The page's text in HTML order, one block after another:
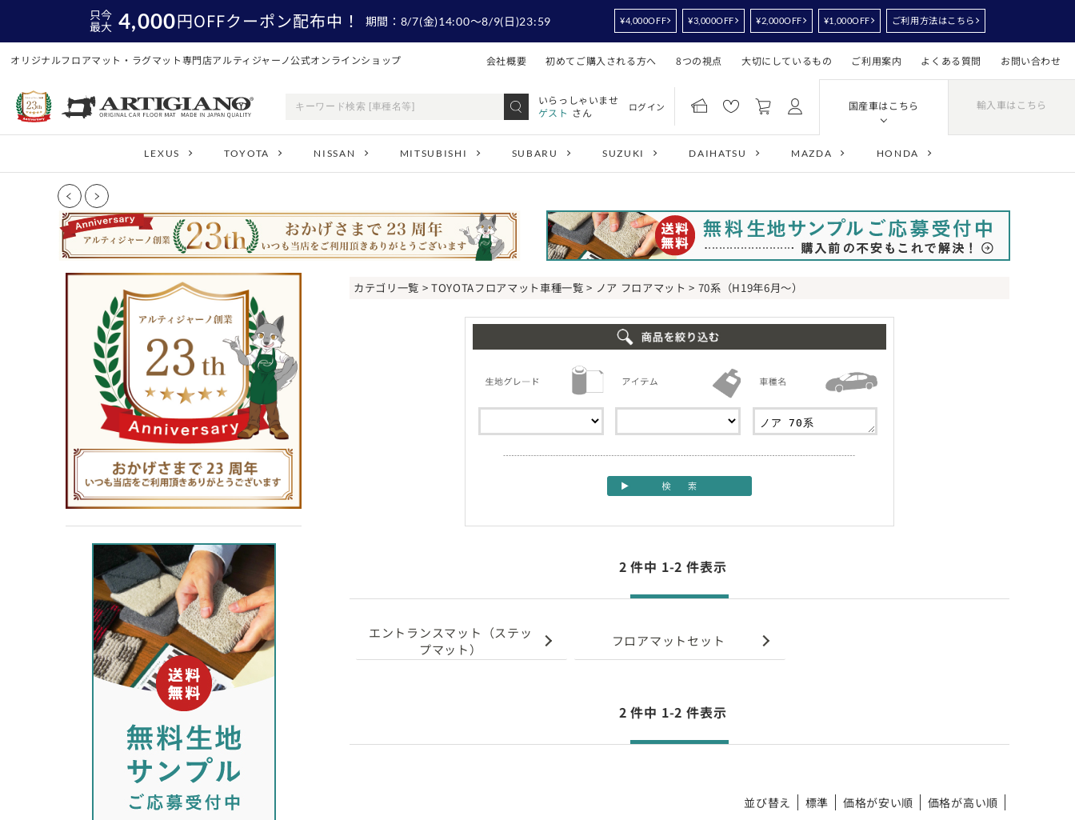
只今
最大 4,000円OFFクーポン配布中！ 期間： 8/7(金)14:00～8/9(日)23:59 ¥4,000OFF ¥3,000OFF ¥2,000OFF ¥1,000OFF ご利用方法はこちら
オリジナルフロアマット・ラグマット専門店アルティジャーノ公式オンラインショップ 会社概要 初めてご購入される方へ 8つの視点 大切にしているもの ご利用案内 よくある質問 お問い合わせ
いらっしゃいませ
ゲスト さん ログイン 国産車はこちら 輸入車はこちら
LEXUS TOYOTA NISSAN MITSUBISHI SUBARU SUZUKI DAIHATSU MAZDA HONDA
カテゴリ一覧 > TOYOTAフロアマット車種一覧 > ノア フロアマット > 70系（H19年6月～）
2 件中 1-2 件表示
エントランスマット（ステッ
プマット）
フロアマットセット
2 件中 1-2 件表示
並び替え 標準 価格が安い順 価格が高い順